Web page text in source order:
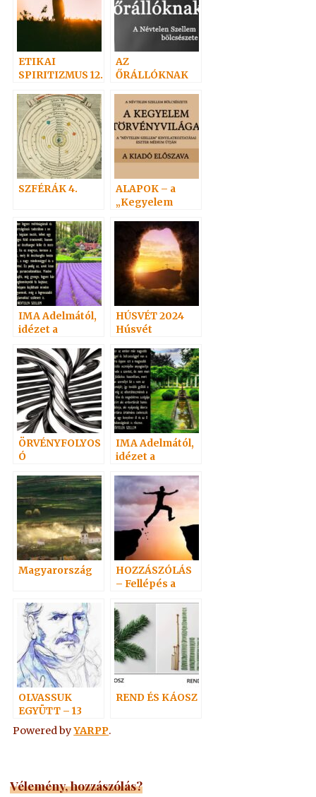
ETIKAI
SPIRITIZMUS 12.
AZ
ŐRÁLLÓKNAK
SZFÉRÁK 4.
ALAPOK – a
„Kegyelem
IMA Adelmától,
idézet a
Szellemtől 2.
HÚSVÉT 2024
Húsvét
ÖRVÉNYFOLYOS
Ó
IMA Adelmától,
idézet a
Szellemtől 19.
Magyarország
HOZZÁSZÓLÁS
– Fellépés a
mellett
OLVASSUK
EGYÜTT – 13
REND ÉS KÁOSZ
Powered byYARPP.
Vélemény, hozzászólás?